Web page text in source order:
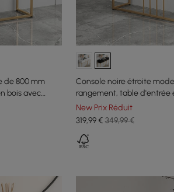
de 800 mm
bois avec
Console noire étroite
rangement, table d'entrée
New Prix Réduit
319,99€ 349,99 €